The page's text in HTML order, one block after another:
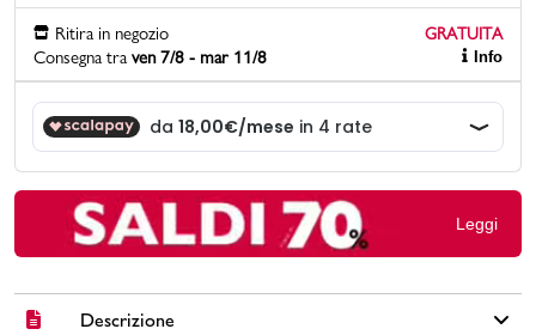
Gift card
Ritira in negozio
GRATUITA
Consegna tra ven 7/8 - mar 11/8 Info
Leggi
Descrizione